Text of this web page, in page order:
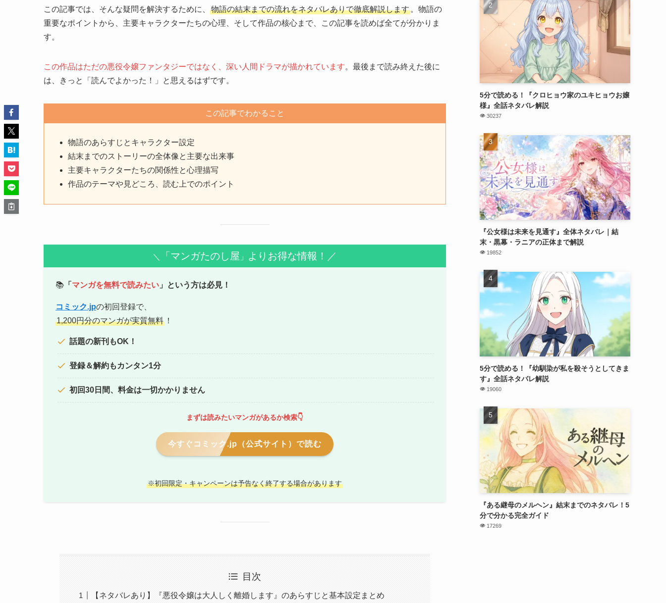
この記事では、そんな疑問を解決するために、 物語の結末までの流れをネタバレありで徹底解説します 。物語の
重要なポイントから、主要キャラクターたちの心理、そして作品の核心まで、この記事を読めば全てが分かりま
す。
この作品はただの悪役令嬢ファンタジーではなく、深い人間ドラマが描かれています。最後まで読み終えた後に
は、きっと「読んでよかった！」と思えるはずです。
この記事でわかること
物語のあらすじとキャラクター設定
結末までのストーリーの全体像と主要な出来事
主要キャラクターたちの関係性と心理描写
作品のテーマや見どころ、読む上でのポイント
＼ 「マンガたのし屋 」 よりお得な情報！／
📚 「 マンガを無料で読みたい 」という方は必見！
コミック.jpの初回登録で、
1,200円分のマンガが実質無料 ！
話題の新刊もOK！
登録＆解約もカンタン1分
初回30日間、料金は一切かかりません
まずは読みたいマンガがあるか検索👇
今すぐコミック.jp（公式サイト）で読む
※初回限定・キャンペーンは予告なく終了する場合があります
目次
【ネタバレあり】『悪役令嬢は大人しく離婚します』のあらすじと基本設定まとめ
5分で読める！『クロヒョウ家のユキヒョウお嬢
様』全話ネタバレ解説
30237
『公女様は未来を見通す』全体ネタバレ｜結
末・黒幕・ラニアの正体まで解説
19852
5分で読める！『幼馴染が私を殺そうとしてきま
す』全話ネタバレ解説
19060
『ある継母のメルヘン』結末までのネタバレ！5
分で分かる完全ガイド
17269